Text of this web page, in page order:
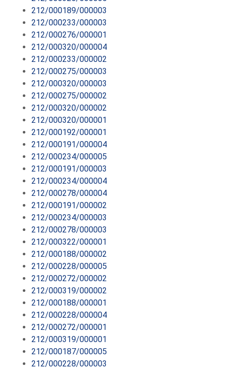
212/000189/000003
212/000233/000003
212/000276/000001
212/000320/000004
212/000233/000002
212/000275/000003
212/000320/000003
212/000275/000002
212/000320/000002
212/000320/000001
212/000192/000001
212/000191/000004
212/000234/000005
212/000191/000003
212/000234/000004
212/000278/000004
212/000191/000002
212/000234/000003
212/000278/000003
212/000322/000001
212/000188/000002
212/000228/000005
212/000272/000002
212/000319/000002
212/000188/000001
212/000228/000004
212/000272/000001
212/000319/000001
212/000187/000005
212/000228/000003